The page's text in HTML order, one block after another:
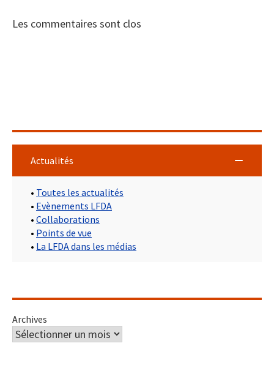
Les commentaires sont clos
Actualités
• Toutes les actualités
• Evènements LFDA
• Collaborations
• Points de vue
• La LFDA dans les médias
Archives